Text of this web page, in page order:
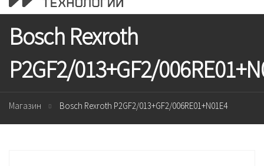
Bosch Rexroth
P2GF2/013+GF2/
Магазин Bosch Rexroth P2GF2/013+GF2/006RE01+N01E4